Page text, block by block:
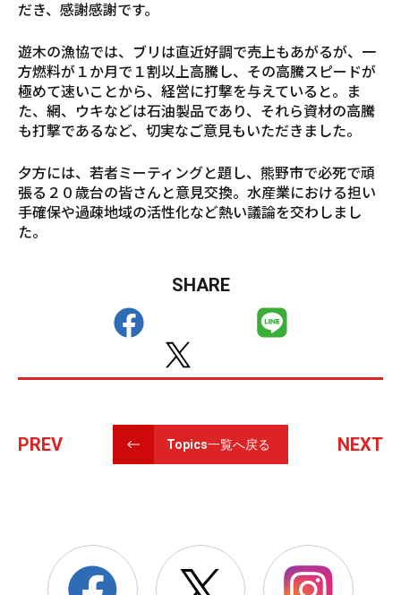
だき、感謝感謝です。
遊木の漁協では、ブリは直近好調で売上もあがるが、一
方燃料が１か月で１割以上高騰し、その高騰スピードが
極めて速いことから、経営に打撃を与えていると。ま
た、網、ウキなどは石油製品であり、それら資材の高騰
も打撃であるなど、切実なご意見もいただきました。
夕方には、若者ミーティングと題し、熊野市で必死で頑
張る２０歳台の皆さんと意見交換。水産業における担い
手確保や過疎地域の活性化など熱い議論を交わしまし
た。
SHARE
PREV Topics一覧へ戻る NEXT